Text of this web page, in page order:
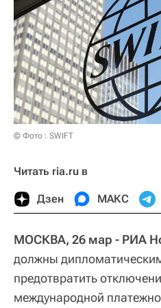
© Фото : SWIFT
Читать ria.ru в
Дзен МАКС
МОСКВА, 26 мар - РИА
должны
предотвратить
международной